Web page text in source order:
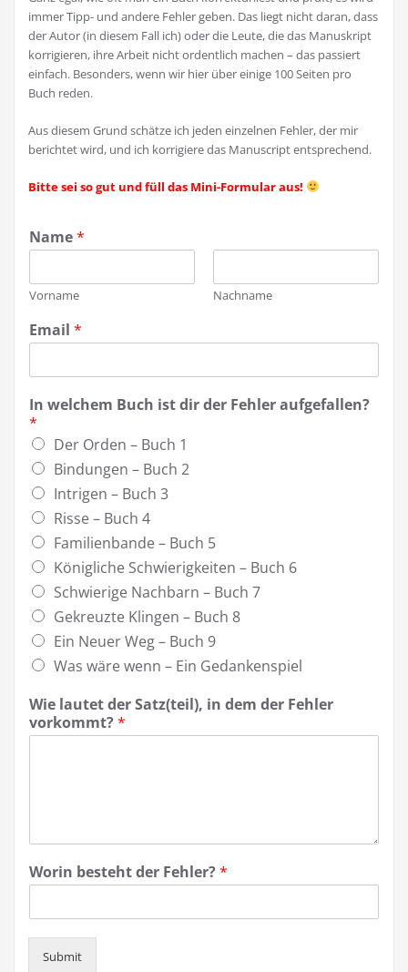
immer Tipp- und andere Fehler geben. Das liegt nicht daran, dass
der Autor (in diesem Fall ich) oder die Leute, die das Manuskript
korrigieren, ihre Arbeit nicht ordentlich machen – das passiert
einfach. Besonders, wenn wir hier über einige 100 Seiten pro
Buch reden.
Aus diesem Grund schätze ich jeden einzelnen Fehler, der mir
berichtet wird, und ich korrigiere das Manuscript entsprechend.
Bitte sei so gut und füll das Mini-Formular aus!
Name*
Vorname Nachname
w
e
c
e
m
i
s
t
n
d
i
i
t
S
a
t
z
t
e
l
)
,
Email *
In welchem Buch ist dir der Fehler aufgefallen?
*
Der Orden – Buch 1
Bindungen – Buch 2
Intrigen – Buch 3
Risse – Buch 4
Familienbande – Buch 5
Königliche Schwierigkeiten – Buch 6
Schwierige Nachbarn – Buch 7
Gekreuzte Klingen – Buch 8
Ein Neuer Weg – Buch 9
Was wäre wenn – Ein Gedankenspiel
Wie lautet der Satz(teil), in dem der Fehler
vorkommt?*
Worin besteht der Fehler?*
Submit